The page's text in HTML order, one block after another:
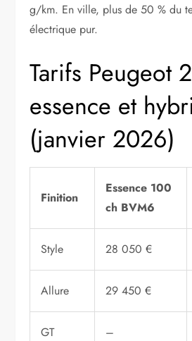
g/km. En ville, plus de 50 % du
électrique pur.
Tarifs Peugeot
essence et
(janvier 2026)
Finition
Essence 100
ch BVM6
Style 28 050 €
Allure 29 450 €
GT –